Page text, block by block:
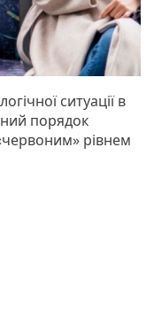
ситуації в
порядок
рівнем